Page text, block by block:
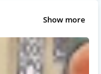
Show more